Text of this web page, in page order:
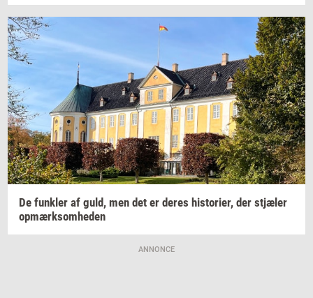
De funk­ler af guld, men det er deres hi­sto­ri­er, der stjæ­ler
op­mærk­som­he­den
ANNONCE